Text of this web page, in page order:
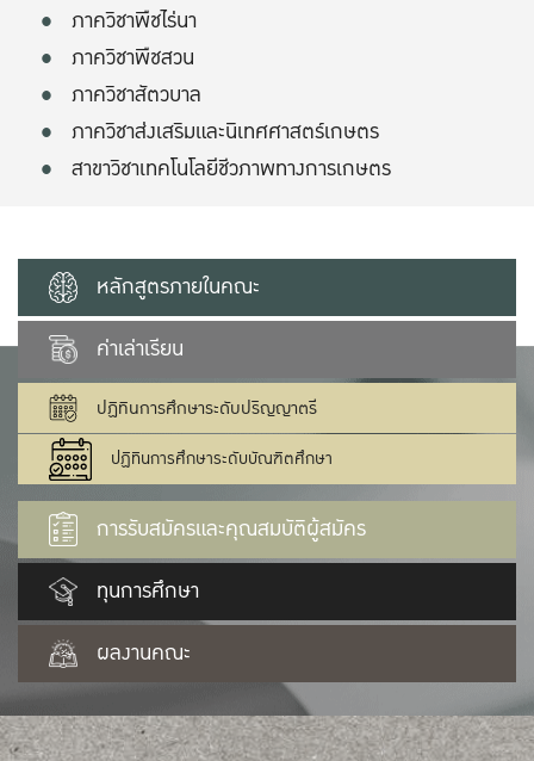
ภาควิชาพืชไร่นา
ภาควิชาพืชสวน
ภาควิชาสัตวบาล
ภาควิชาส่งเสริมและนิเทศศาสตร์เกษตร
สาขาวิชาเทคโนโลยีชีวภาพทางการเกษตร
หลักสูตรภายในคณะ
ค่าเล่าเรียน
ปฏิทินการศึกษาระดับปริญญาตรี
ปฏิทินการศึกษาระดับบัณฑิตศึกษา
การรับสมัครและคุณสมบัติผู้สมัคร
ทุนการศึกษา
ผลงานคณะ